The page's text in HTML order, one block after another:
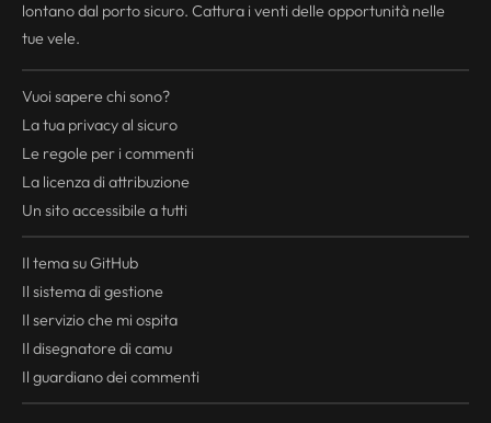
lontano dal porto sicuro. Cattura i venti delle opportunità nelle
tue vele.
Vuoi sapere chi sono?
La tua privacyal sicuro
Le regole per i commenti
La licenza di attribuzione
Un sito accessibile a tutti
Il tema su GitHub
Il sistema di gestione
Il servizio che mi ospita
Il disegnatore di camu
Il guardiano dei commenti